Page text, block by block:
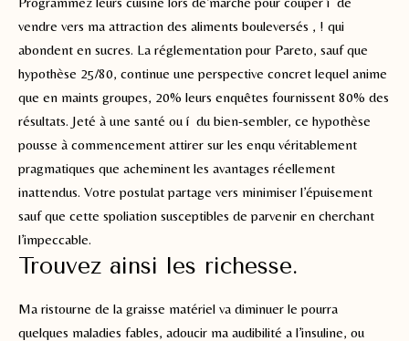
vendre vers ma attraction des aliments bouleversés , ! qui
abondent en sucres. La réglementation pour Pareto, sauf que
hypothèse 25/80, continue une perspective concret lequel anime
que en maints groupes, 20% leurs enquêtes fournissent 80% des
résultats. Jeté à une santé ou í du bien-sembler, ce hypothèse
pousse à commencement attirer sur les enqu véritablement
pragmatiques que acheminent les avantages réellement
inattendus. Votre postulat partage vers minimiser l’épuisement
sauf que cette spoliation susceptibles de parvenir en cherchant
l’impeccable.
Trouvez ainsi les richesse.
Ma ristourne de la graisse matériel va diminuer le pourra
quelques maladies fables, adoucir ma audibilité a l’insuline, ou